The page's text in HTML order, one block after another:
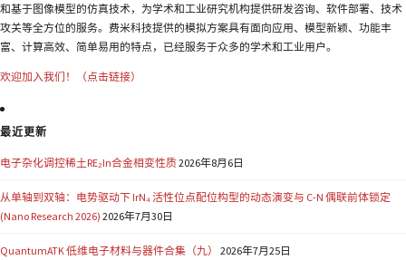
和基于图像模型的仿真技术，为学术和工业研究机构提供研发咨询、软件部署、技术
攻关等全方位的服务。费米科技提供的模拟方案具有面向应用、模型新颖、功能丰
富、计算高效、简单易用的特点，已经服务于众多的学术和工业用户。
欢迎加入我们！（点击链接）
最近更新
电子杂化调控稀土RE₂In合金相变性质2026年8月6日
从单轴到双轴：电势驱动下 IrN₄ 活性位点配位构型的动态演变与 C-N 偶联前体锁定
(Nano Research 2026) 2026年7月30日
QuantumATK 低维电子材料与器件合集（九） 2026年7月25日